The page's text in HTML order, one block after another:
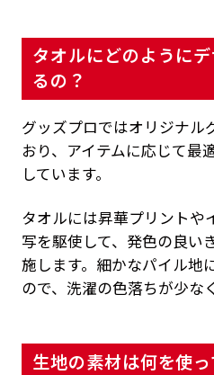
タオルにどのように
るの？
グッズプロではオリジナル
おり、アイテムに応じて最
しています。
タオルには昇華プリントや
写を駆使して、発色の良い
施します。細かなパイル地
ので、洗濯の色落ちが少な
生地の素材は何を使っ